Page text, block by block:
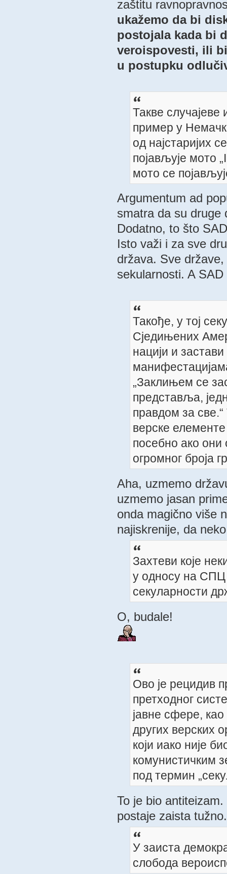
zaštitu
ukažemo da bi
postojala kada bi
veroispovesti, ili
u postupku
Такве
пример у
од најстаријих
појављује мото
мото се
Argumentum ad
smatra da su druge
Dodatno, to što
Isto važi i za sve
država. Sve
sekularnosti. A
Такође, у тој
Сједињених
нацији и
„Заклињем се
представља,
правдом за све.“
верске
посебно ако они
огромног броја
Aha, uzmemo
uzmemo jasan
onda magično više
najiskrenije, da
Захтеви које
у односу на СПЦ
секуларности
O, budale!
Ово је рецидив
претходног
јавне сфере,
других верских
који иако није
комунистичким
под термин
To je bio
postaje zaista tužno.
У заиста
слобода